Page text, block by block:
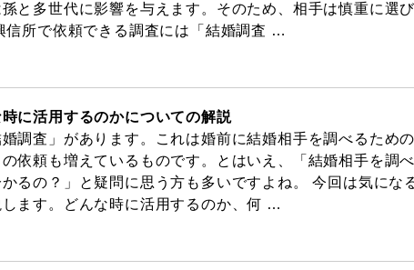
と多世代に影響を与えます。そのため、相手は慎重に選
信所で依頼できる調査には「結婚調査 …
に活用するのかについての解説
調査」があります。これは婚前に結婚相手を調べるため
依頼も増えているものです。とはいえ、「結婚相手を調
るの？」と疑問に思う方も多いですよね。 今回は気にな
ます。どんな時に活用するのか、何 …